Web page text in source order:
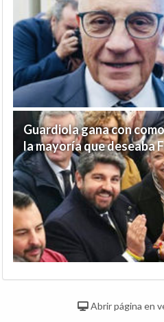
Guardiola gana con
la mayoría que deseaba
Abrir página en